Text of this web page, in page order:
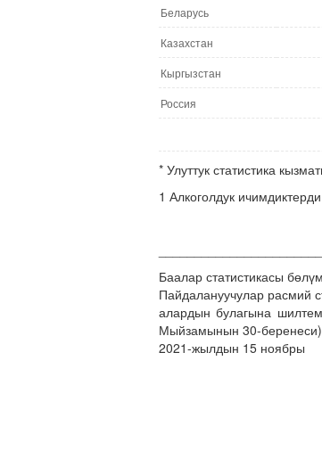
Беларусь
Казахстан
Кыргызстан
Россия
* Улуттук статистика
1 Алкоголдук
Баалар статистикасы
Пайдалануучулар расмий
алардын булагына
Мыйзамынын 30-
2021-жылдын 15 ноябры